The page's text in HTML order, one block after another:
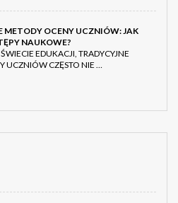
METODY OCENY UCZNIÓW: JAK
NAUKOWE?
EDUKACJI, TRADYCYJNE
UCZNIÓW CZĘSTO NIE …